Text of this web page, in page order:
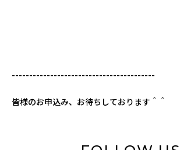
-----------------------------------------
皆様のお申込み、お待ちしております＾＾